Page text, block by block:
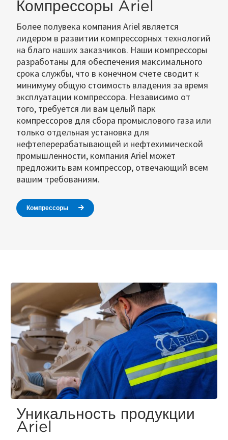
Компрессоры Ariel
Более полувека компания Ariel является
лидером в развитии компрессорных технологий
на благо наших заказчиков. Наши компрессоры
разработаны для обеспечения максимального
срока службы, что в конечном счете сводит к
минимуму общую стоимость владения за время
эксплуатации компрессора. Независимо от
того, требуется ли вам целый парк
компрессоров для сбора промыслового газа или
только отдельная установка для
нефтеперерабатывающей и нефтехимической
промышленности, компания Ariel может
предложить вам компрессор, отвечающий всем
вашим требованиям.
Компрессоры
Уникальность продукции
Ariel